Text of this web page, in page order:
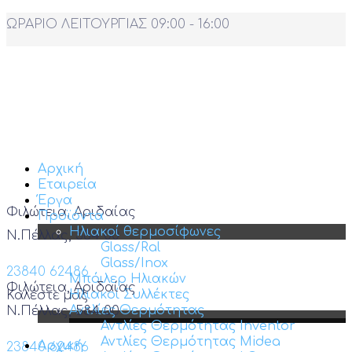
ΩΡΑΡΙΟ ΛΕΙΤΟΥΡΓΙΑΣ 09:00 - 16:00
Φιλώτεια, Αριδαίας
Ν.Πέλλας, 584 00
23840 62486
Καλέστε μας
Αρχική
Εταιρεία
Έργα
Προϊόντα
Ηλιακοί θερμοσίφωνες
Glass/Ral
Glass/Inox
Μπόιλερ Ηλιακών
Ηλιακοί Συλλέκτες
Αντλίες Θερμότητας
Αντλίες Θερμότητας Inventor
Αντλίες Θερμότητας Midea
Φιλώτεια, Αριδαίας
Ν.Πέλλας, 584 00
23840 62486
Αρχική